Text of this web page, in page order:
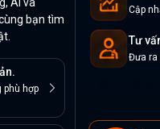
bạn tìm
phù hợp
Cập
Tư
Đưa ra